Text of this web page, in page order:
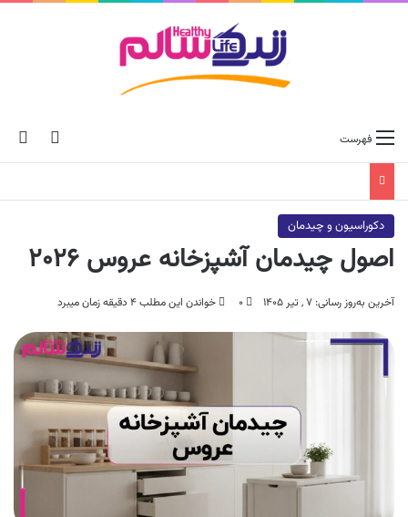
skin فهرست
دکوراسیون و چیدمان
اصول چیدمان آشپزخانه عروس ۲۰۲۶
آخرین به‌روز رسانی: ۷ , تیر ۱۴۰۵ ۰ خواندن این مطلب ۴ دقیقه زمان میبرد